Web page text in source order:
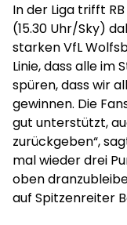
In der Liga trifft
(15.30 Uhr/Sky)
starken VfL
Linie, dass alle im
spüren, dass wir
gewinnen. Die
gut unterstützt,
zurückgeben“,
mal wieder drei
oben
auf Spitzenreiter